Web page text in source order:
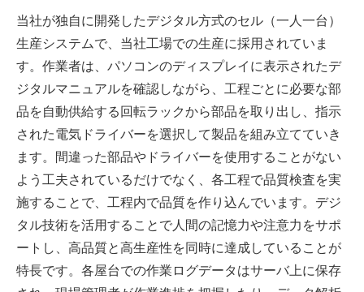
当社が独自に開発したデジタル方式のセル（一人一台）
生産システムで、当社工場での生産に採用されていま
す。作業者は、パソコンのディスプレイに表示されたデ
ジタルマニュアルを確認しながら、工程ごとに必要な部
品を自動供給する回転ラックから部品を取り出し、指示
された電気ドライバーを選択して製品を組み立てていき
ます。間違った部品やドライバーを使用することがない
よう工夫されているだけでなく、各工程で品質検査を実
施することで、工程内で品質を作り込んでいます。デジ
タル技術を活用することで人間の記憶力や注意力をサポ
ートし、高品質と高生産性を同時に達成していることが
特長です。各屋台での作業ログデータはサーバ上に保存